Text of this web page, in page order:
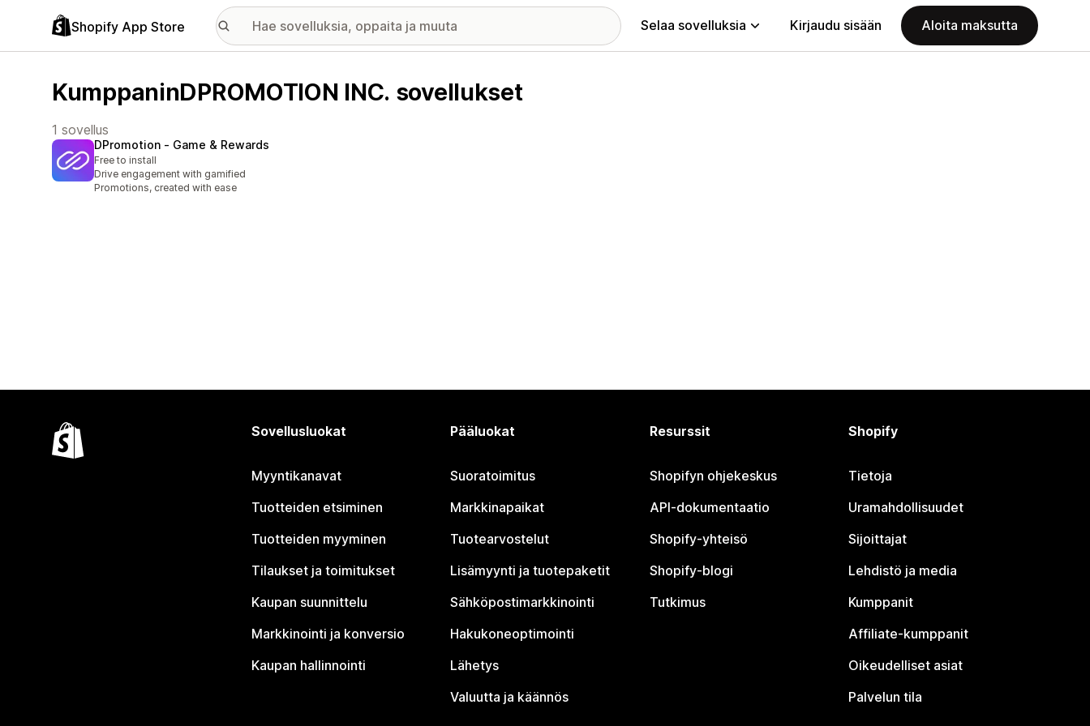
Shopify App Store Selaa sovelluksia Kirjaudu sisään Aloita maksutta
KumppaninDPROMOTION INC. sovellukset
1 sovellus
DPromotion ‑ Game & Rewards
Free to install
Drive engagement with gamified
Promotions, created with ease
Sovellusluokat
Myyntikanavat
Tuotteiden etsiminen
Tuotteiden myyminen
Tilaukset ja toimitukset
Kaupan suunnittelu
Markkinointi ja konversio
Kaupan hallinnointi
Pääluokat
Suoratoimitus
Markkinapaikat
Tuotearvostelut
Lisämyynti ja tuotepaketit
Sähköpostimarkkinointi
Hakukoneoptimointi
Lähetys
Valuutta ja käännös
Resurssit
Shopifyn ohjekeskus
API-dokumentaatio
Shopify-yhteisö
Shopify-blogi
Tutkimus
Shopify
Tietoja
Uramahdollisuudet
Sijoittajat
Lehdistö ja media
Kumppanit
Affiliate-kumppanit
Oikeudelliset asiat
Palvelun tila